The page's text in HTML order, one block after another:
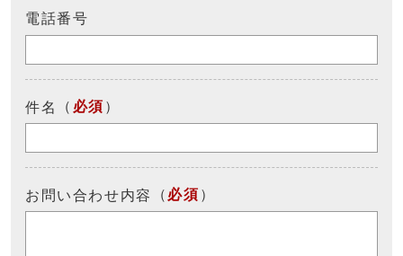
電話番号
件名 （ 必須 ）
お問い合わせ内容 （ 必須 ）